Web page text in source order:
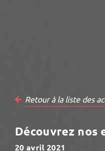
Retour à la liste des
Découvrez nos
20 avril 2021